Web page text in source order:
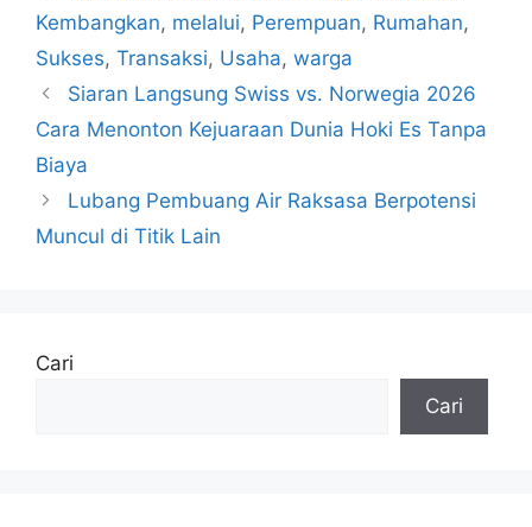
Kembangkan, melalui, Perempuan, Rumahan,
Sukses, Transaksi, Usaha, warga
Siaran Langsung Swiss vs. Norwegia 2026
Cara Menonton Kejuaraan Dunia Hoki Es Tanpa
Biaya
Lubang Pembuang Air Raksasa Berpotensi
Muncul di Titik Lain
Cari
Cari